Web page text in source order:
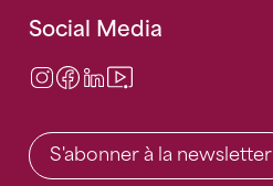
Social Media
Instagram
Facebook
LinkedIn
S'abonner à la newsletter